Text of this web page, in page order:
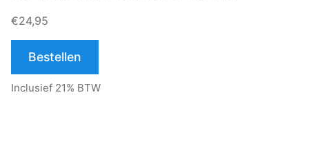
€24,95
Bestellen
Inclusief 21% BTW